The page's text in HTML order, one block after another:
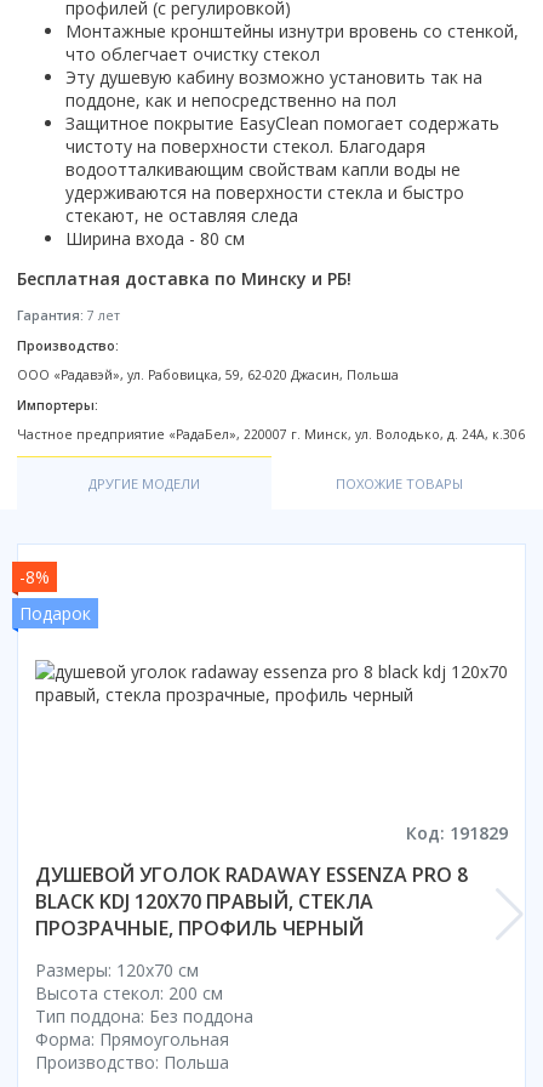
Комплектующие для ванн
Каркас
Ножки
Экраны под ванну
Гидромассажные системы
Wirpool
Китай
Недорогие
Дорогие
Уцененные
Недорогие по акции
Смотреть все
Топ брендов
Domani-spa
Welt-wasser
Esbano
Смотреть все
Форма
Угловая
Прямоугольные
Квадратная
Способ открывания
С распашной дверью
Со складной дверью
200 см
До 200 см
Смотреть все
Комплектующие
Сифоны
Ролики
Форма
Прямоугольные
Закругленная
Комплектующие для унитазов
Гофры
Канализационный выпуск
Патрубки
Сиденья
С отверстием под смеситель
С пьедесталом
С полупьедесталом
Исполнение
Для дачи
Для ванной
Умывальник-столешница
Смотреть все
Пьедесталы
Пьедесталы
Полупьедесталы
Италия
Россия
Смотреть все
Размер
40 см
50 см
60 см
65 см
Смотреть все
Страна производитель
Германия
Польша
Сербия
Чехия
Смотреть все
Страна производитель
Германия
Испания
Италия
Польша
Смотреть все
Karcher
O2 минерал
Vega
Страна производитель
Великобритания
Германия
Италия
Китай
Смотреть все
Пылесосы
Электровеники, электрошвабры
Стеклоочистители
Мойки высокого давления
Пароочистители
Гладильные доски
Насосы
Аккумуляторные воздуходувки
Этажерки, стеллажи, полки
профилей (с регулировкой)
Монтажные кронштейны изнутри вровень cо стенкой,
что облегчает очистку стекол
Эту душевую кабину возможно установить так на
поддоне, как и непосредственно на пол
Защитное покрытие EasyClean помогает содержать
чистоту на поверхности стекол. Благодаря
водоотталкивающим свойствам капли воды не
удерживаются на поверхности стекла и быстро
стекают, не оставляя следа
Ширина входа - 80 см
Бесплатная доставка по Минску и РБ!
Гарантия: 7 лет
Производство:
ООО «Радавэй», ул. Рабовицка, 59, 62-020 Джасин, Польша
Импортеры:
Частное предприятие «РадаБел», 220007 г. Минск, ул. Володько, д. 24А, к.306
ДРУГИЕ МОДЕЛИ ПОХОЖИЕ ТОВАРЫ
-8%
Подарок
Код: 191829
ДУШЕВОЙ УГОЛОК RADAWAY ESSENZA PRO 8
BLACK KDJ 120X70 ПРАВЫЙ, СТЕКЛА
ПРОЗРАЧНЫЕ, ПРОФИЛЬ ЧЕРНЫЙ
Размеры: 120x70 cм
Высота стекол: 200 см
Тип поддона: Без поддона
Форма: Прямоугольная
Производство: Польша